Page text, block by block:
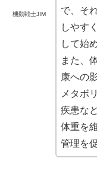
機動戦士JIM
で、そ
しやす
して始
また、
康への
メタボ
疾患な
体重を
管理を